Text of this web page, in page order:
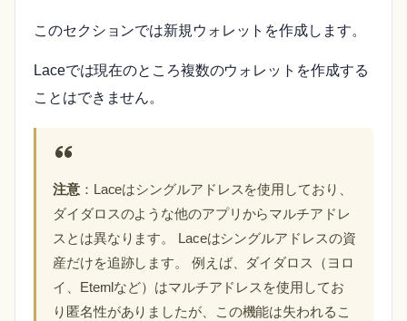
このセクションでは新規ウォレットを作成します。
Laceでは現在のところ複数のウォレットを作成する
ことはできません。
注意：Laceはシングルアドレスを使用しており、
ダイダロスのような他のアプリからマルチアドレ
スとは異なります。 Laceはシングルアドレスの資
産だけを追跡します。 例えば、ダイダロス（ヨロ
イ、Eternlなど）はマルチアドレスを使用してお
り匿名性がありましたが、この機能は失われるこ